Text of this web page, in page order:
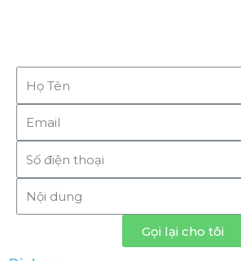
Gọi lại cho tôi